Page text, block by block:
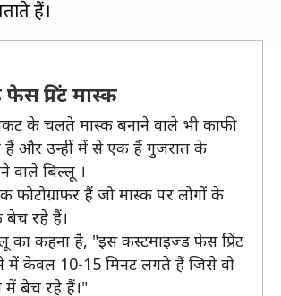
प्रिंट मास्क
के चलते मास्क बनाने वाले भी काफी
हैं और उन्हीं में से एक हैं गुजरात के
वाले बिल्लू ।
हैं जो मास्क पर लोगों के
बेच रहे हैं।
का कहना है, "इस कस्टमाइज्ड फेस प्रिंट
में केवल 10-15 मिनट लगते हैं जिसे वो
बेच रहे हैं।"